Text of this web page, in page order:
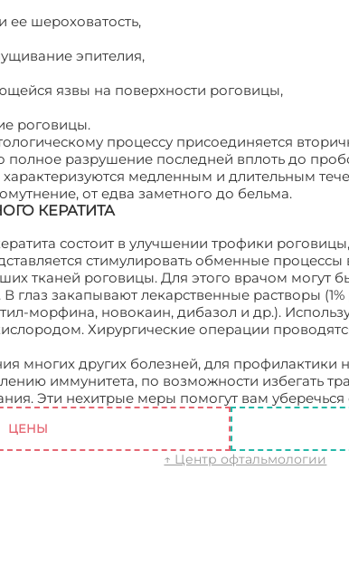
ее шероховатость,
эпителия,
язвы на поверхности роговицы,
роговицы.
процессу присоединяется
полное разрушение последней вплоть до
медленным и длительным
от едва заметного до бельма.
КЕРАТИТА
состоит в улучшении трофики
стимулировать обменные
тканей роговицы. Для этого врачом могут
глаз закапывают лекарственные растворы
морфина, новокаин, дибазол и др.).
Хирургические операции
многих других болезней, для профилактики
иммунитета, по возможности избегать
Эти нехитрые меры помогут вам уберечься
ЦЕНЫ
↑ Центр офтальмологии